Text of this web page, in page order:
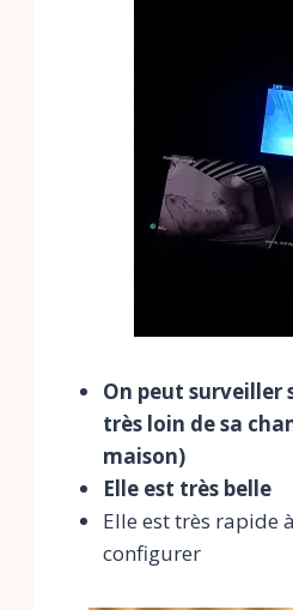
On peut surveiller
très loin de sa
maison)
Elle est très belle
Elle est très rapide
configurer